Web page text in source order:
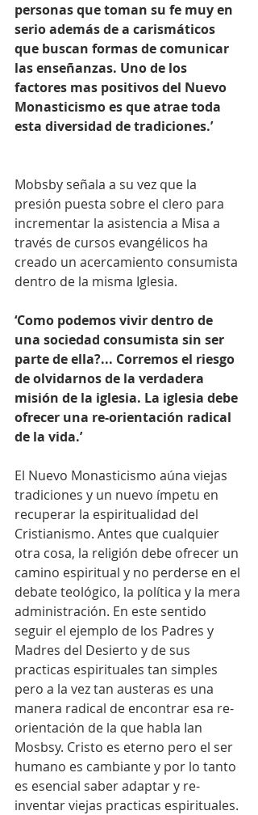
personas que toman su fe muy en
serio además de a carismáticos
que buscan formas de comunicar
las enseñanzas. Uno de los
factores mas positivos del Nuevo
Monasticismo es que atrae toda
esta diversidad de tradiciones.’
Mobsby señala a su vez que la
presión puesta sobre el clero para
incrementar la asistencia a Misa a
través de cursos evangélicos ha
creado un acercamiento consumista
dentro de la misma Iglesia.
‘Como podemos vivir dentro de
una sociedad consumista sin ser
parte de ella?... Corremos el riesgo
de olvidarnos de la verdadera
misión de la iglesia. La iglesia debe
ofrecer una re-orientación radical
de la vida.’
El Nuevo Monasticismo aúna viejas
tradiciones y un nuevo ímpetu en
recuperar la espiritualidad del
Cristianismo. Antes que cualquier
otra cosa, la religión debe ofrecer un
camino espiritual y no perderse en el
debate teológico, la política y la mera
administración. En este sentido
seguir el ejemplo de los Padres y
Madres del Desierto y de sus
practicas espirituales tan simples
pero a la vez tan austeras es una
manera radical de encontrar esa re-
orientación de la que habla Ian
Mosbsy. Cristo es eterno pero el ser
humano es cambiante y por lo tanto
es esencial saber adaptar y re-
inventar viejas practicas espirituales.